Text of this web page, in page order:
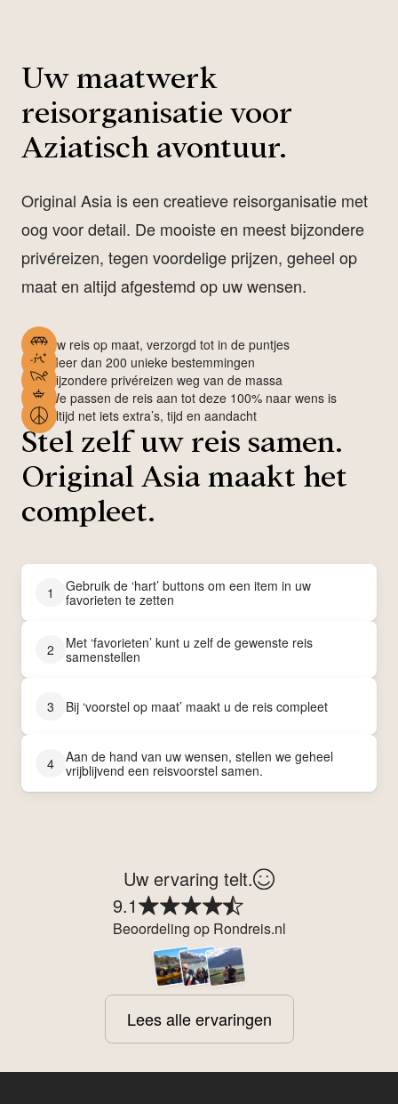
Uw maatwerk
reisorganisatie voor
Aziatisch avontuur.
Original Asia is een creatieve reisorganisatie met
oog voor detail. De mooiste en meest bijzondere
privéreizen, tegen voordelige prijzen, geheel op
maat en altijd afgestemd op uw wensen.
Uw reis op maat, verzorgd tot in de puntjes
Meer dan 200 unieke bestemmingen
Bijzondere privéreizen weg van de massa
We passen de reis aan tot deze 100% naar wens is
Altijd net iets extra’s, tijd en aandacht
Stel zelf uw reis samen.
Original Asia maakt het
compleet.
1
Gebruik de ‘hart’ buttons om een item in uw
favorieten te zetten
2
Met ‘favorieten’ kunt u zelf de gewenste reis
samenstellen
3 Bij ‘voorstel op maat’ maakt u de reis compleet
4
Aan de hand van uw wensen, stellen we geheel
vrijblijvend een reisvoorstel samen.
Uw ervaring telt.
9.1
Beoordeling op Rondreis.nl
Lees alle ervaringen